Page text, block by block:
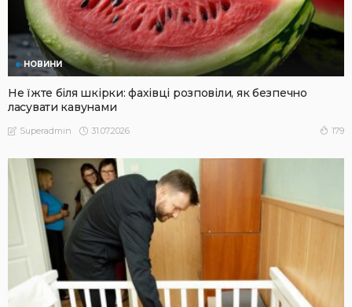
НОВИНИ
Не їжте біля шкірки: фахівці розповіли, як безпечно
ласувати кавунами
Superadmin 31.07.2026 179